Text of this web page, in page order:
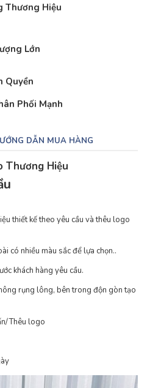
Thương Hiệu
Lớn
Quyền
Phối Mạnh
DẪN MUA HÀNG
Thương Hiệu
thiết kế theo yêu cầu và thêu logo
có nhiều màu sắc để lựa chọn..
khách hàng yêu cầu.
rụng lông, bên trong độn gòn tạo
Thêu logo